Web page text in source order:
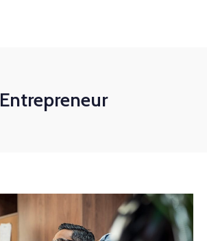
Entrepreneur